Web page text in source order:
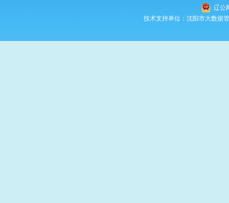
辽公
技术支持单位：沈阳市大数据